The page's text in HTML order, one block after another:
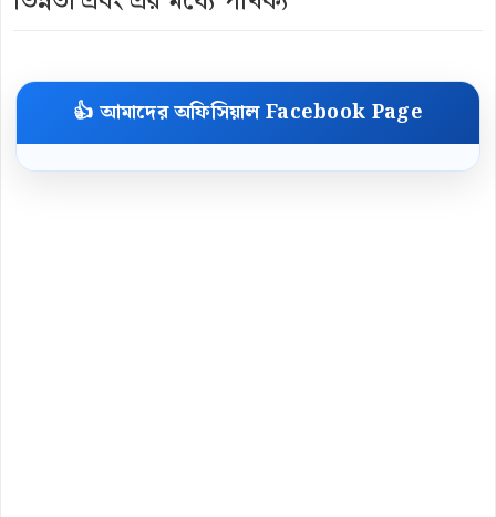
👍 আমাদের অফিসিয়াল Facebook Page